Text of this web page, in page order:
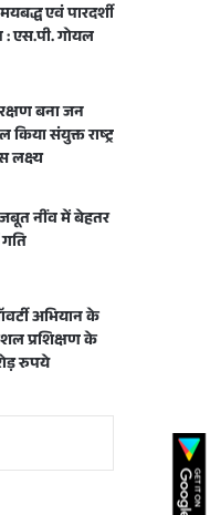
एवं पारदर्शी
एस.पी. गोयल
बना जन
संयुक्त राष्ट्र
लक्ष्य
नींव में बेहतर
अभियान के
प्रशिक्षण के
रुपये